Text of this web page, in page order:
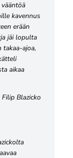
kavennus
erään
jäi lopulta
takaa-ajoa,
aikaa
Blazicko